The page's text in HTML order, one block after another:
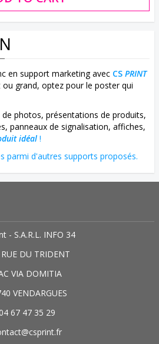
en support marketing avec CS PRINT
grand, optez pour le poster qui
photos, présentations de produits,
panneaux de signalisation, affiches,
idéal !
parmi d'autres supports proposés.
- S.A.R.L. INFO 34
DU TRIDENT
VIA DOMITIA
VENDARGUES
04 67 47 35 29